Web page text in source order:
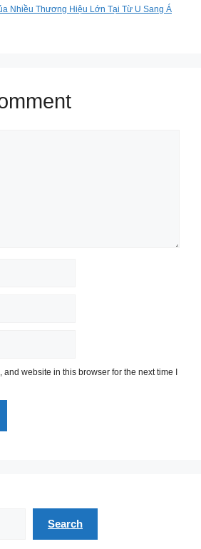
Nhiều Thương Hiệu Lớn Tại Từ U Sang Á
and website in this browser for the next time I
Search